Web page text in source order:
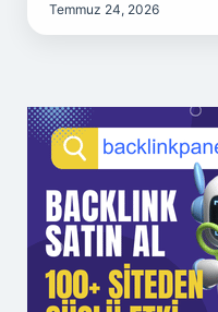
Temmuz 24, 2026